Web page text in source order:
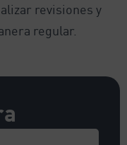
revisiones y
regular.